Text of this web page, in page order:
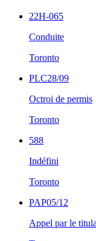
22H-065
Conduite
Toronto
PLC28/09
Octroi de permis
Toronto
588
Indéfini
Toronto
PAP05/12
Appel par le